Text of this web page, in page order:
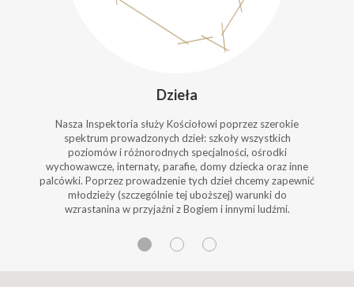
Dzieła
Nasza Inspektoria służy Kościołowi poprzez szerokie
spektrum prowadzonych dzieł: szkoły wszystkich
poziomów i różnorodnych specjalności, ośrodki
wychowawcze, internaty, parafie, domy dziecka oraz inne
palcówki. Poprzez prowadzenie tych dzieł chcemy zapewnić
młodzieży (szczególnie tej uboższej) warunki do
wzrastanina w przyjaźni z Bogiem i innymi ludźmi.